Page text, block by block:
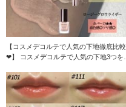
【コスメデコルテで人気の下地徹底比較
❤︎】 コスメデコルテで人気の下地3つを比